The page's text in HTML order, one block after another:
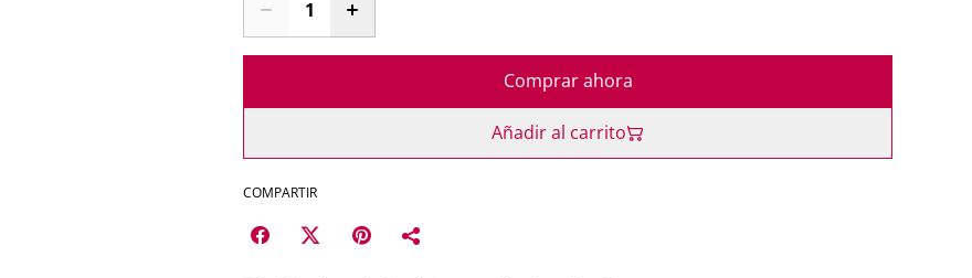
Comprar ahora
Añadir al carrito
COMPARTIR